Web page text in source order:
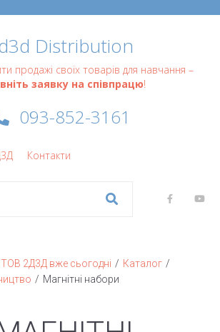
Distribution
продажі своїх товарів для навчання –
заявку на співпрацю!
093-852-3161
Контакти
2Д3Д вже сьогодні / Каталог /
/ Магнітні набори